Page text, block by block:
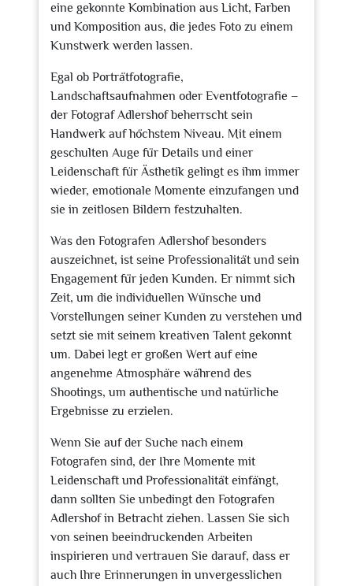
eine gekonnte Kombination aus Licht, Farben
und Komposition aus, die jedes Foto zu einem
Kunstwerk werden lassen.
Egal ob Porträtfotografie,
Landschaftsaufnahmen oder Eventfotografie –
der Fotograf Adlershof beherrscht sein
Handwerk auf höchstem Niveau. Mit einem
geschulten Auge für Details und einer
Leidenschaft für Ästhetik gelingt es ihm immer
wieder, emotionale Momente einzufangen und
sie in zeitlosen Bildern festzuhalten.
Was den Fotografen Adlershof besonders
auszeichnet, ist seine Professionalität und sein
Engagement für jeden Kunden. Er nimmt sich
Zeit, um die individuellen Wünsche und
Vorstellungen seiner Kunden zu verstehen und
setzt sie mit seinem kreativen Talent gekonnt
um. Dabei legt er großen Wert auf eine
angenehme Atmosphäre während des
Shootings, um authentische und natürliche
Ergebnisse zu erzielen.
Wenn Sie auf der Suche nach einem
Fotografen sind, der Ihre Momente mit
Leidenschaft und Professionalität einfängt,
dann sollten Sie unbedingt den Fotografen
Adlershof in Betracht ziehen. Lassen Sie sich
von seinen beeindruckenden Arbeiten
inspirieren und vertrauen Sie darauf, dass er
auch Ihre Erinnerungen in unvergesslichen